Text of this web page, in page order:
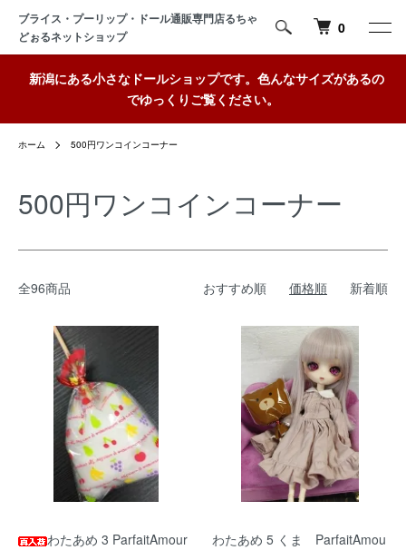
ブライス・プーリップ・ドール通販専門店るちゃ
どぉるネットショップ
0
新潟にある小さなドールショップです。色んなサイズがあるの
でゆっくりご覧ください。
ホーム 500円ワンコインコーナー
500円ワンコインコーナー
全96商品 おすすめ順 価格順 新着順
わたあめ 3 ParfaitAmour
わたあめ 5 くま ParfaitAmou